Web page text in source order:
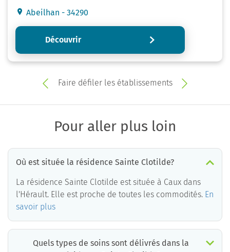
Abeilhan - 34290
Découvrir
Faire défiler les établissements
Pour aller plus loin
Où est située la résidence Sainte Clotilde?
La résidence Sainte Clotilde est située à Caux dans
l'Hérault. Elle est proche de toutes les commodités. En
savoir plus
Quels types de soins sont délivrés dans la